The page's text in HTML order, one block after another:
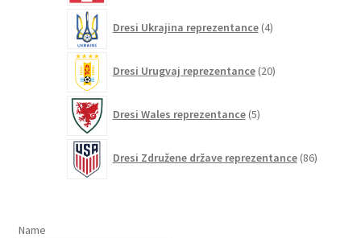
Dresi Ukrajina reprezentance 4izdelki
Dresi Urugvaj reprezentance 20izdelkov
Dresi Wales reprezentance 5izdelkov
Dresi Združene države reprezentance 86izdelkov
Name